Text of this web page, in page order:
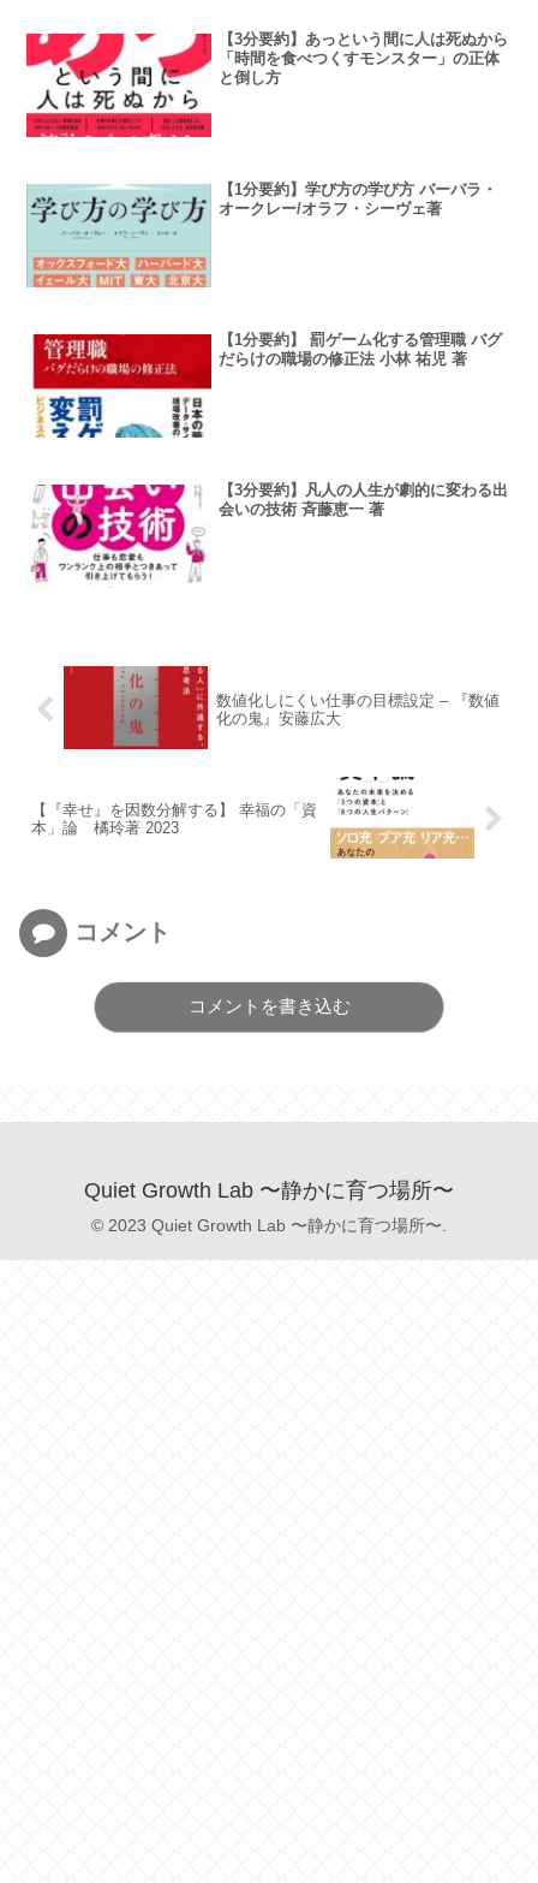
【3分要約】あっという間に人は死ぬから
「時間を食べつくすモンスター」の正体
と倒し方
【1分要約】学び方の学び方 バーバラ・
オークレー/オラフ・シーヴェ著
【1分要約】 罰ゲーム化する管理職 バグ
だらけの職場の修正法 小林 祐児 著
【3分要約】凡人の人生が劇的に変わる出
会いの技術 斉藤恵一 著
数値化しにくい仕事の目標設定 – 『数値
化の鬼』安藤広大
【『幸せ』を因数分解する】 幸福の「資
本」論 橘玲著 2023
コメント
コメントを書き込む
Quiet Growth Lab 〜静かに育つ場所〜
© 2023 Quiet Growth Lab 〜静かに育つ場所〜.